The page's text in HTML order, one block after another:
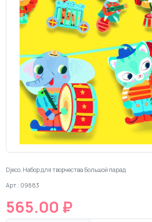
Djeco, Набор для творчества Большой парад
Арт.: 09883
565.00 ₽